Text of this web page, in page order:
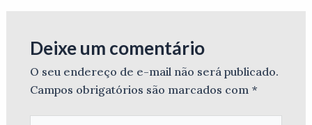
Deixe um comentário
O seu endereço de e-mail não será publicado.
Campos obrigatórios são marcados com *